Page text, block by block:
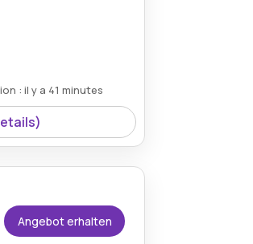
: il y a 41 minutes
Angebot erhalten